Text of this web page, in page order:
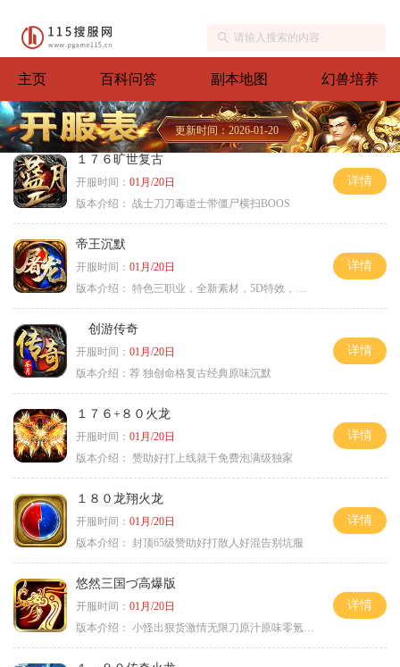
主页 百科问答 副本地图 幻兽培养
更新时间：2026-01-20
１７６旷世复古
开服时间： 01月/20日
版本介绍： 战士刀刀毒道士带僵尸横扫BOOS
详情
帝王沉默
开服时间： 01月/20日
版本介绍： 特色三职业，全新素材，5D特效，不卡图
详情
创游传奇
开服时间： 01月/20日
版本介绍： 荐 独创命格复古经典原味沉默
详情
１７６+８０火龙
开服时间： 01月/20日
版本介绍： 赞助好打上线就干免费泡满级独家
详情
１８０龙翔火龙
开服时间： 01月/20日
版本介绍： 封顶65级赞助好打散人好混告别坑服
详情
悠然三国づ高爆版
开服时间： 01月/20日
版本介绍： 小怪出狠货激情无限刀原汁原味零氪通关
详情